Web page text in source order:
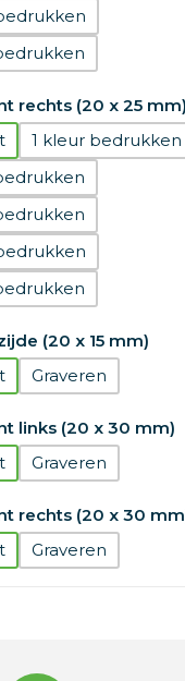
rechts (20 x 25 mm)
1
(20 x 15 mm)
Graveren
links (20 x 30 mm)
Graveren
rechts (20 x 30
Graveren